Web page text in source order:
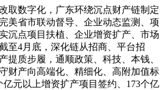
数字化，广东环绕沉点财产链制定
美省市联动督导、企业动态监测、项
沉点项目扶植、企业增资扩产、市场
至4月底，深化链从招商、平台招
提质步履，通顺政策、科技、本钱、
财产向高端化、精细化、高附加值标
亿元以上增资扩产项目签约、173个亿